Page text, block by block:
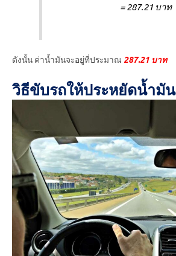
= 287.21 บาท
ดังนั้น ค่าน้ำมันจะอยู่ที่ประมาณ 287.21 บาท
วิธีขับรถให้ประหยัดน้ำมัน